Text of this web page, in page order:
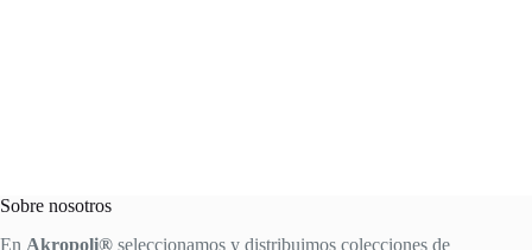
Sobre nosotros
En Akropoli® seleccionamos y distribuimos colecciones de